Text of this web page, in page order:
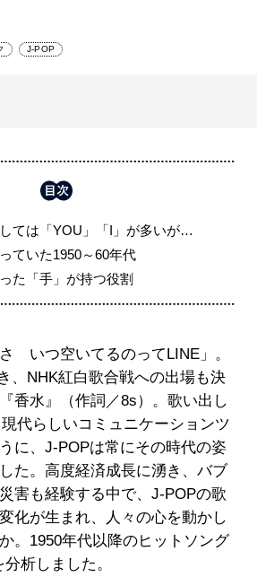
J-POP
ては「YOU」「I」が多いが…
ていた1950～60年代
た「手」が持つ役割
いつ空いてるのってLINE」。
、NHK紅白歌合戦への出場も決
香水』（作詞／8s）。歌い出し
代らしいコミュニケーションツ
に、J-POPは常にその時代の姿
た。高度経済成長に湧き、バブ
害も経験する中で、J-POPの歌
化が生まれ、人々の心を動かし
。1950年代以降のヒットソング
析しました。